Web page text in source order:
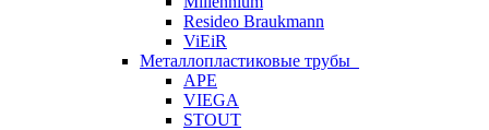
Resideo Braukmann
ViEiR
Металлопластиковые трубы
APE
VIEGA
STOUT